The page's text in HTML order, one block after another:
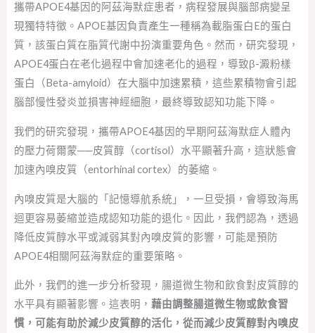
攜帶APOE4基因的阿茲海默症患者，病程發展與腦部病變呈
現獨特特徵。APOE基因負責產生一種稱為載脂蛋白E的蛋白
質，該蛋白質在脂質代謝中扮演重要角色。然而，研究發現，
APOE4蛋白在老化過程中會加速老化的過程，導致β-澱粉樣
蛋白（Beta-amyloid）在大腦中加速累積，這些累積物會引起
腦部慢性發炎並損害神經細胞，最終導致認知功能下降。
我們的研究發現，攜帶APOE4基因的早期阿茲海默症人體內
的壓力荷爾蒙──皮質醇（cortisol）水平顯著升高，這狀態會
加速內嗅皮質（entorhinal cortex）的萎縮。
內嗅皮質是大腦的「記憶導航系統」，一旦受損，會導致海馬
迴更容易萎縮並造成認知功能的退化。因此，我們認為，透過
降低皮質醇水平或減弱其對內嗅皮質的影響，可能是預防
APOE4相關阿茲海默症的重要策略。
此外，我們的進一步分析發現，腸道微生物和飲食對皮質醇的
水平具有顯著影響。這表明， 藉由調整腸道微生物或飲食習
慣，可能有助於減少皮質醇的活化，從而減少皮質醇對內嗅皮